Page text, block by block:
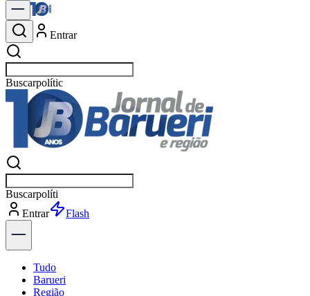
Entrar
Buscarnotícias em Barueri
Buscarnotícias em Barueri
Entrar
Explorar
Tudo
Barueri
Região